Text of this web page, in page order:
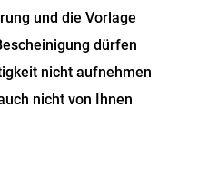
und die Vorlage
dürfen
nicht aufnehmen
nicht von Ihnen